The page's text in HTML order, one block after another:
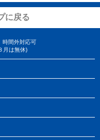
に戻る
間外対応可
月は無休)